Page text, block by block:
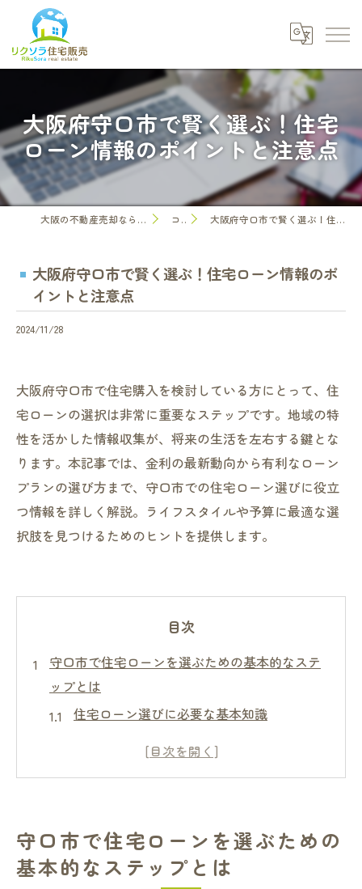
大阪府守口市で賢く選ぶ！住宅
ローン情報のポイントと注意点
大阪の不動産売却なら株式会社リクソラ住宅販売 コラム 大阪府守口市で賢く選ぶ！住宅ローン情報のポイントと注意点
大阪府守口市で賢く選ぶ！住宅ローン情報のポ
イントと注意点
2024/11/28
大阪府守口市で住宅購入を検討している方にとって、住
宅ローンの選択は非常に重要なステップです。地域の特
性を活かした情報収集が、将来の生活を左右する鍵とな
ります。本記事では、金利の最新動向から有利なローン
プランの選び方まで、守口市での住宅ローン選びに役立
つ情報を詳しく解説。ライフスタイルや予算に最適な選
択肢を見つけるためのヒントを提供します。
目次
守口市で住宅ローンを選ぶための基本的なステ
ップとは
住宅ローン選びに必要な基本知識
守口市の不動産市場の特徴を理解する
住宅ローンシミュレーションの活用法
最新金利動向から見る守口市の住宅ローン市場
守口市で住宅ローンを選ぶための
基本的なステップとは